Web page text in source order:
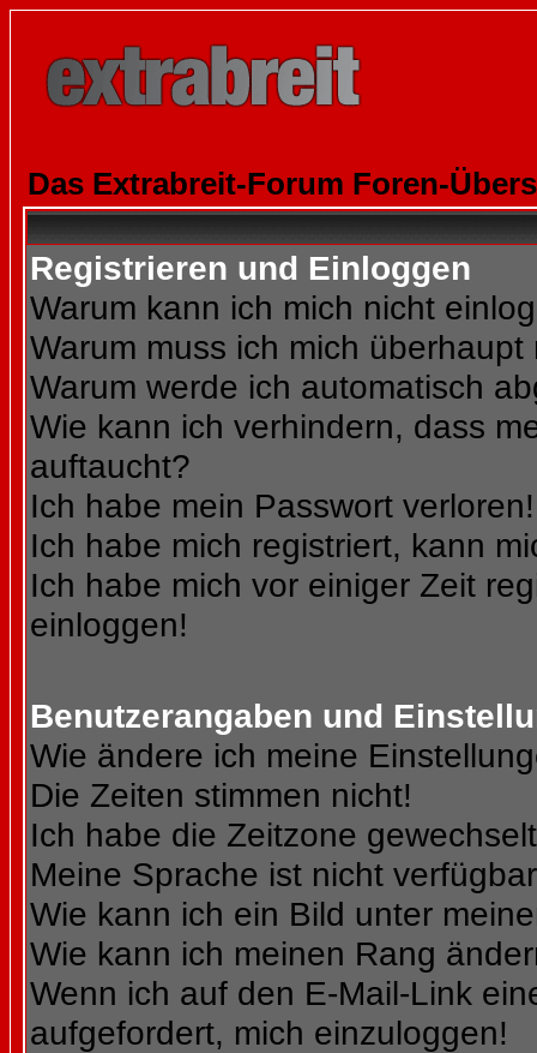
Das Extrabreit-Forum Foren-
Registrieren und Einloggen
Warum kann ich mich nicht
Warum muss ich mich überhaupt
Warum werde ich automatisch
Wie kann ich verhindern, dass
auftaucht?
Ich habe mein Passwort verloren!
Ich habe mich registriert, kann
Ich habe mich vor einiger Zeit
einloggen!
Benutzerangaben und
Wie ändere ich meine
Die Zeiten stimmen nicht!
Ich habe die Zeitzone
Meine Sprache ist nicht
Wie kann ich ein Bild unter
Wie kann ich meinen Rang
Wenn ich auf den E-Mail-Link
aufgefordert, mich einzuloggen!